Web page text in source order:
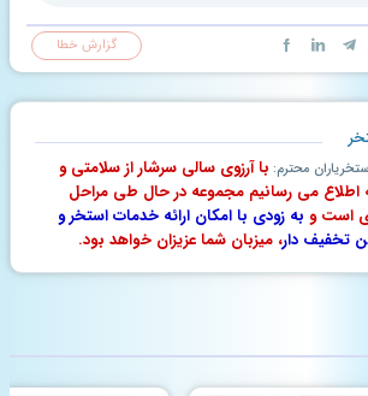
گزارش خطا
محترم: با آرزوی سالی سرشار از سلامتی و
اطلاع می رسانیم مجموعه در حال طی مراحل
است و به زودی با امکان ارائه خدمات استخر و
تخفیف دار، میزبان شما عزیزان خواهد بود.